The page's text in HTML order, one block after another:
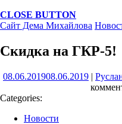
CLOSE BUTTON
Сайт Дема Михайлова
Скидка на ГКР-5!
08.06.201908.06.2019 |
Categories:
Новости